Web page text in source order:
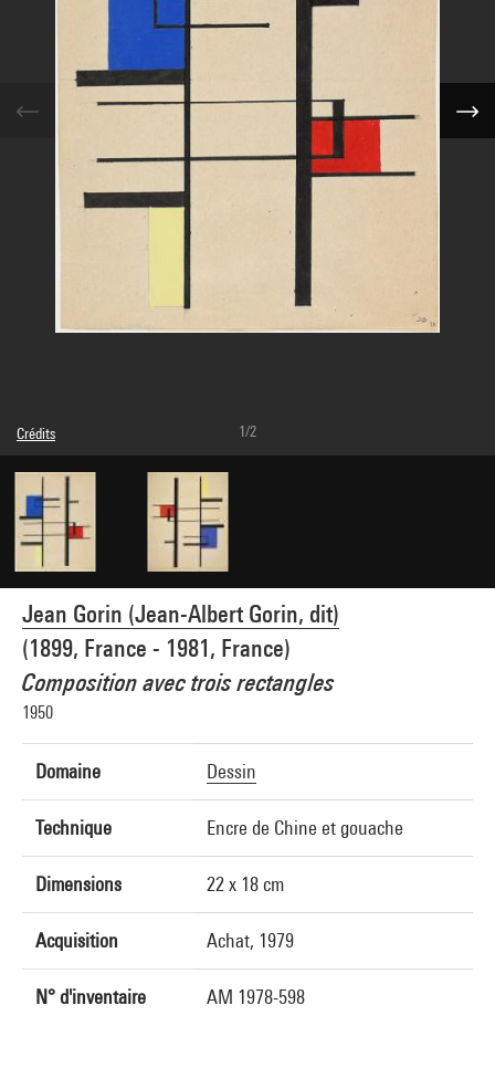
Jean Gorin (Jean-Albert Gorin, dit)
(1899, France - 1981, France)
Composition avec trois rectangles
1950
Domaine Dessin
Technique Encre de Chine et gouache
Dimensions 22 x 18 cm
Acquisition Achat, 1979
N° d'inventaire AM 1978-598
Crédits
© droits réservés
Crédit photographique : Centre Pompidou, MNAM-CCI/Philippe Migeat/Dist.
GrandPalaisRmn
Réf. image : 4N62907
Diffusion image :
GrandPalaisRmnPhoto
1/2